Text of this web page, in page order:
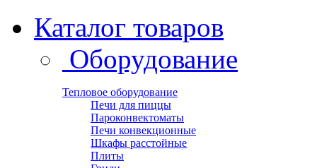
Каталог товаров
Оборудование
Тепловое оборудование
Печи для пиццы
Пароконвектоматы
Печи конвекционные
Шкафы расстойные
Плиты